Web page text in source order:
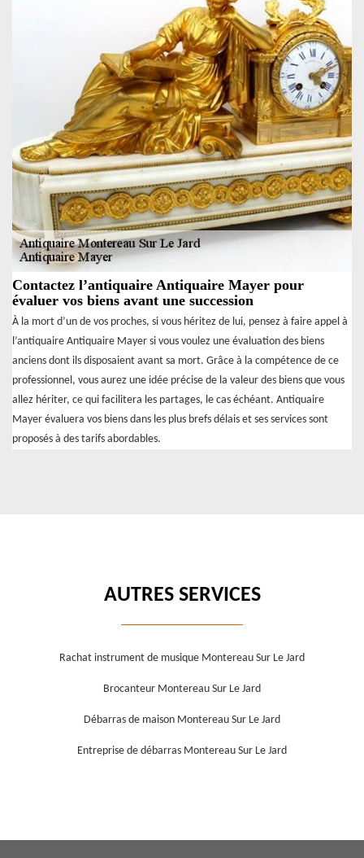
Contactez l’antiquaire Antiquaire Mayer pour
évaluer vos biens avant une succession
À la mort d’un de vos proches, si vous héritez de lui, pensez à faire appel à
l’antiquaire Antiquaire Mayer si vous voulez une évaluation des biens
anciens dont ils disposaient avant sa mort. Grâce à la compétence de ce
professionnel, vous aurez une idée précise de la valeur des biens que vous
allez hériter, ce qui facilitera les partages, le cas échéant. Antiquaire
Mayer évaluera vos biens dans les plus brefs délais et ses services sont
proposés à des tarifs abordables.
AUTRES SERVICES
Rachat instrument de musique Montereau Sur Le Jard
Brocanteur Montereau Sur Le Jard
Débarras de maison Montereau Sur Le Jard
Entreprise de débarras Montereau Sur Le Jard